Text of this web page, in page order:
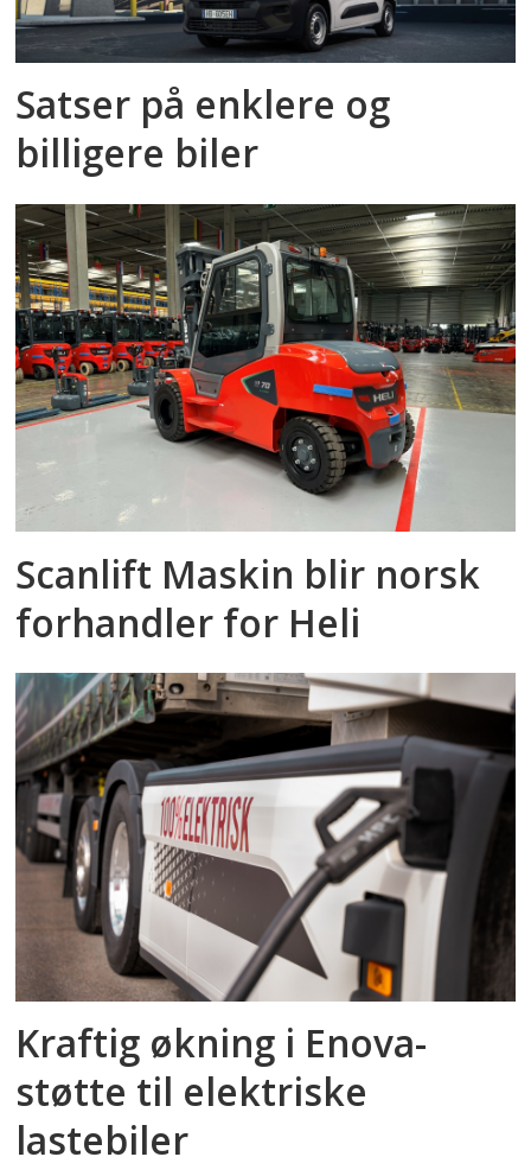
Satser på enklere og
billigere biler
Scanlift Maskin blir norsk
forhandler for Heli
Kraftig økning i Enova-
støtte til elektriske
lastebiler